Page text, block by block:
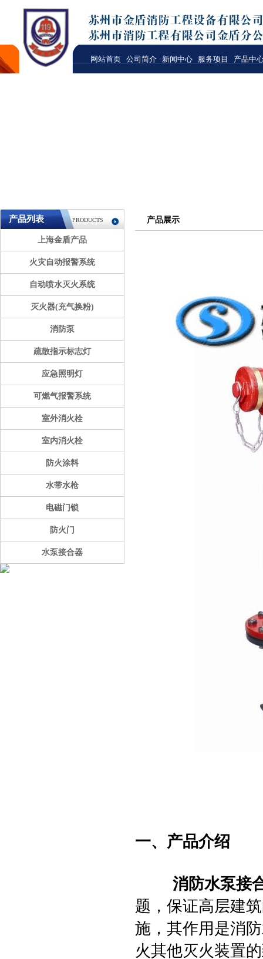
网站首页 公司简介 新闻中心 服务项目 产品中
产品列表 PRODUCTS
上海金盾产品
火灾自动报警系统
自动喷水灭火系统
灭火器(充气换粉)
消防泵
疏散指示标志灯
应急照明灯
可燃气报警系统
室外消火栓
室内消火栓
防火涂料
水带水枪
电磁门锁
防火门
水泵接合器
产品展示
一、产品介绍
消防水泵接
题，保证高层建
施，其作用是消
火其他灭火装置